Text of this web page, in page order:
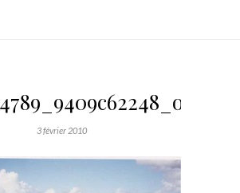
3 février 2010